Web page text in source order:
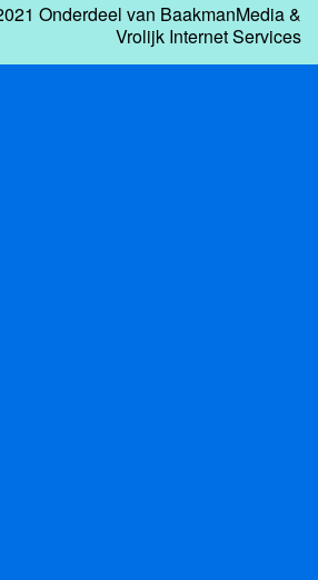
Onderdeel van BaakmanMedia&
Vrolijk Internet Services